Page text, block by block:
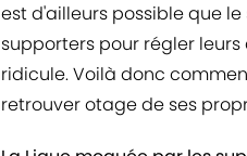
est d'ailleurs possible que
supporters pour régler
ridicule. Voilà donc
retrouver otage de ses